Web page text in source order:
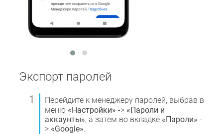
Экспорт паролей
Перейдите к менеджеру паролей, выбрав в
меню «Настройки» -> «Пароли и
аккаунты», а затем во вкладке «Пароли» -
> «Google».